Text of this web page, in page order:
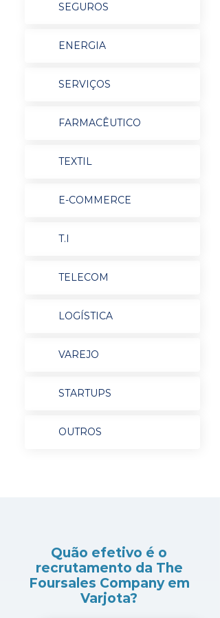
SEGUROS
ENERGIA
SERVIÇOS
FARMACÊUTICO
TEXTIL
E-COMMERCE
T.I
TELECOM
LOGÍSTICA
VAREJO
STARTUPS
OUTROS
Quão efetivo é o
recrutamento da The
Foursales Company em
Varjota?